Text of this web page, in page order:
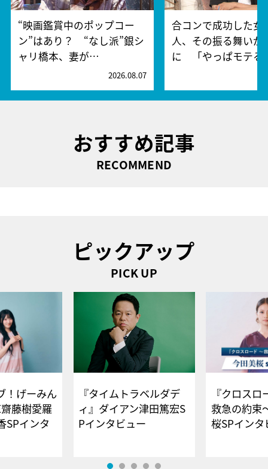
“映画鑑賞中のポップコー
ン”はあり？ “なし派”銀シ
ャリ橋本、妻が…
2026.08.07
合コンで成功した女
人、その振る舞いが
に 「やっぱモテ
おすすめ記事
RECOMMEND
ピックアップ
PICK UP
！げーみん
藤樹愛羅
SPインタ
『タイムトラベルダデ
ィ』ダイアン津田篤宏S
Pインタビュー
『クロス
救急の約束
桜SPイ